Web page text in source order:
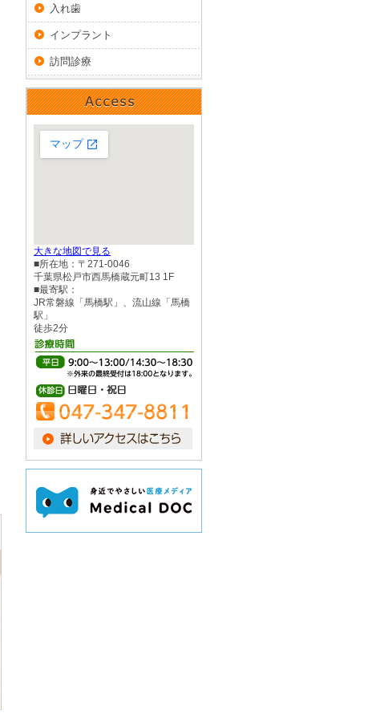
入れ歯
インプラント
訪問診療
大きな地図で見る
■所在地：〒271-0046
千葉県松戸市西馬橋蔵元町13 1F
■最寄駅：
JR常磐線「馬橋駅」、流山線「馬橋
駅」
徒歩2分